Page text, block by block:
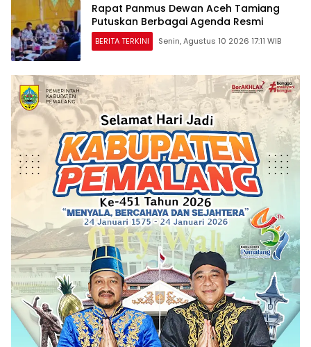
Rapat Panmus Dewan Aceh Tamiang
Putuskan Berbagai Agenda Resmi
BERITA TERKINI Senin, Agustus 10 2026 17:11 WIB